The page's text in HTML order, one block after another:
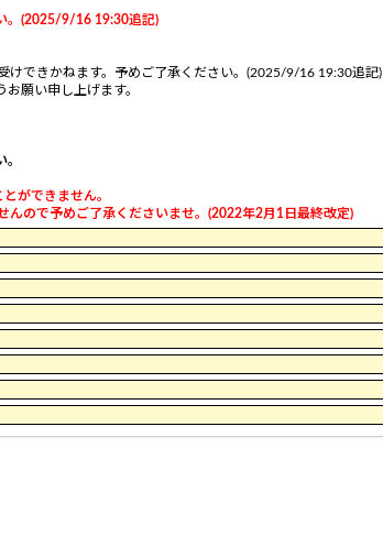
。(2025/9/16 19:30追記)
けできかねます。予めご了承ください。(2025/9/16 19:30追記)
願い申し上げます。
ができません。
ので予めご了承くださいませ。(2022年2月1日最終改定)